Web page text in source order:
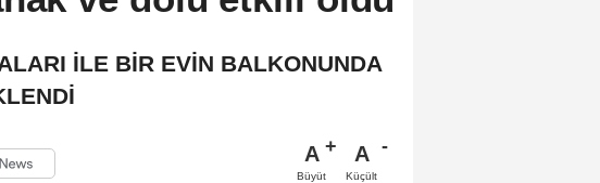
İLE BİR EVİN BALKONUNDA
A
Büyüt
A
Küçült